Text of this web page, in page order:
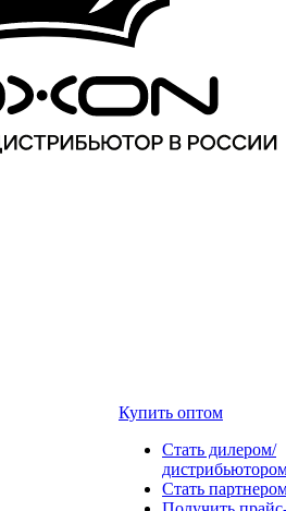
Купить оптом
Стать дилером/
Стать